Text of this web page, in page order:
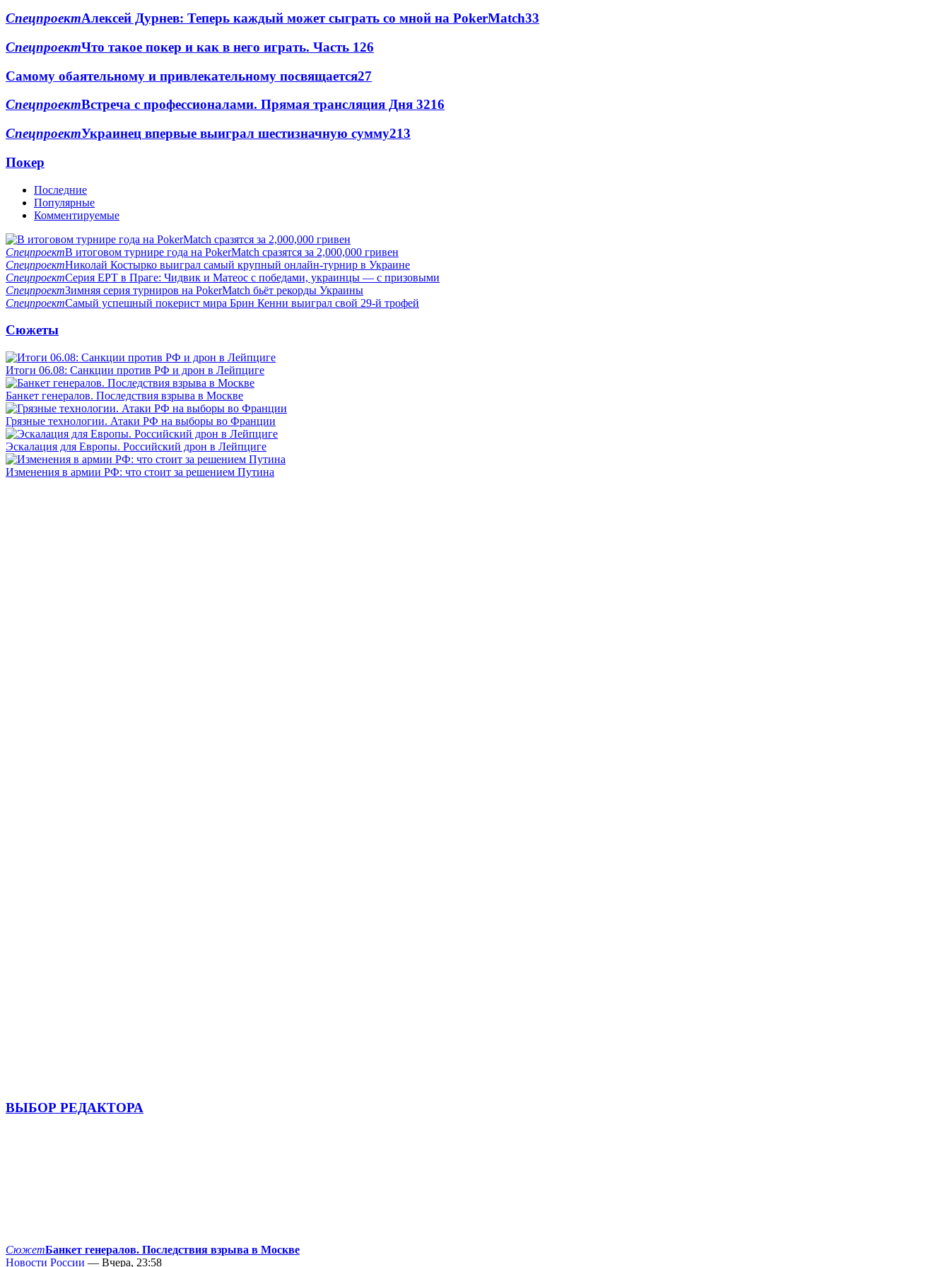
СпецпроектАлексей Дурнев: Теперь каждый может сыграть со мной на PokerMatch33
СпецпроектЧто такое покер и как в него играть. Часть 126
Самому обаятельному и привлекательному посвящается27
СпецпроектВстреча с профессионалами. Прямая трансляция Дня 3216
СпецпроектУкраинец впервые выиграл шестизначную сумму213
Покер
Последние
Популярные
Комментируемые
СпецпроектВ итоговом турнире года на PokerMatch сразятся за 2,000,000 гривен
СпецпроектНиколай Костырко выиграл самый крупный онлайн-турнир в Украине
СпецпроектСерия EPT в Праге: Чидвик и Матеос с победами, украинцы — с призовыми
СпецпроектЗимняя серия турниров на PokerMatch бьёт рекорды Украины
СпецпроектСамый успешный покерист мира Брин Кенни выиграл свой 29-й трофей
Сюжеты
Итоги 06.08: Санкции против РФ и дрон в Лейпциге
Банкет генералов. Последствия взрыва в Москве
Грязные технологии. Атаки РФ на выборы во Франции
Эскалация для Европы. Российский дрон в Лейпциге
Изменения в армии РФ: что стоит за решением Путина
ВЫБОР РЕДАКТОРА
СюжетБанкет генералов. Последствия взрыва в Москве
Новости России — Вчера, 23:58